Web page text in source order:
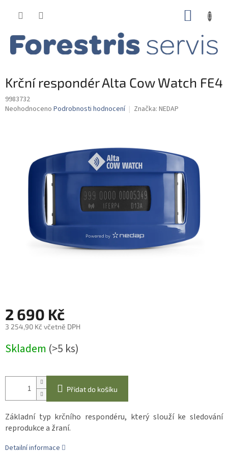
Krční respondér Alta Cow Watch FE4
9983732
Průměrné
hvězdiček.
Neohodnoceno Podrobnosti hodnocení Značka: NEDAP
2 690 Kč
3 254,90 Kč včetně DPH
cena:
Skladem (>5 ks)
Přidat do košíku
Základní typ krčního respondéru, který slouží ke sledování
reprodukce a žraní.
Detailní informace